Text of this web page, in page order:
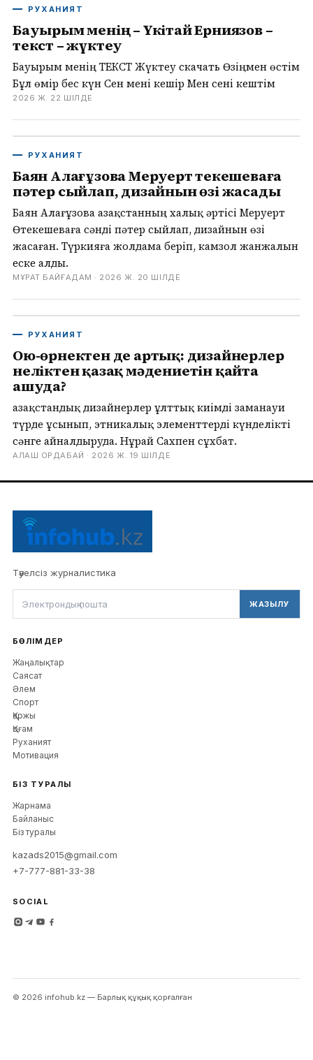
РУХАНИЯТ
Бауырым менің – Үкітай Ерниязов –
текст – жүктеу
Бауырым менің ТЕКСТ Жүктеу скачать Өзіңмен өстім
Бұл өмір бес күн Сен мені кешір Мен сені кештім
2026 Ж. 22 ШІЛДЕ
РУХАНИЯТ
Баян Алағұзова Меруерт Өтекешеваға
пәтер сыйлап, дизайнын өзі жасады
Баян Алағұзова Қазақстанның халық әртісі Меруерт
Өтекешеваға сәнді пәтер сыйлап, дизайнын өзі
жасаған. Түркияға жолдама беріп, камзол жанжалын
еске алды.
МҰРАТ БАЙҒАДАМ · 2026 Ж. 20 ШІЛДЕ
РУХАНИЯТ
Ою-өрнектен де артық: дизайнерлер
неліктен қазақ мәдениетін қайта
ашуда?
Қазақстандық дизайнерлер ұлттық киімді заманауи
түрде ұсынып, этникалық элементтерді күнделікті
сәнге айналдыруда. Нұрай Сахпен сұхбат.
АЛАШ ОРДАБАЙ · 2026 Ж. 19 ШІЛДЕ
Тәуелсіз журналистика
ЖАЗЫЛУ
БӨЛІМДЕР
Жаңалықтар
Саясат
Әлем
Спорт
Қаржы
Қоғам
Руханият
Мотивация
БІЗ ТУРАЛЫ
Жарнама
Байланыс
Біз туралы
kazads2015@gmail.com
+7-777-881-33-38
SOCIAL
© 2026 infohub.kz — Барлық құқық қорғалған